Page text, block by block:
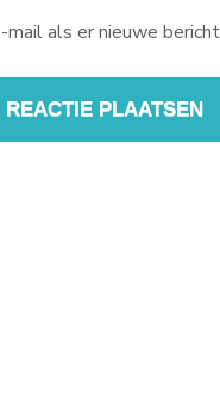
als er nieuwe